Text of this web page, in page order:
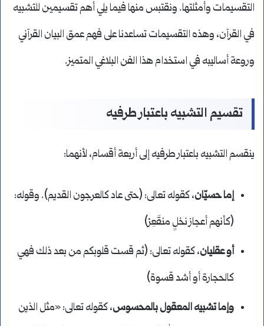
التقسيمات وأمثلتها. ونقتبس منها فيما يلي أهم تقسيمين للتشبيه
في القرآن، وهذه التقسيمات تساعدنا على فهم عمق البيان القرآني
وروعة أساليبه في استخدام هذا الفن البلاغي المتميز.
تقسيم التشبيه باعتبار طرفيه
ينقسم التشبيه باعتبار طرفيه إلى أربعة أقسام، لأنهما:
إما حسيّان، كقوله تعالى: (حتى عاد كالعرجون القديم). وقوله:
(كأنهم أعجاز نخلٍ منقَعِرْ)
أو عقليان، كقوله تعالى: (ثم قست قلوبكم من بعد ذلك فهي
كالحجارة أو أشد قسوة)
وإما تشبيه المعقول بالمحسوس، كقوله تعالى: «مثل الذين